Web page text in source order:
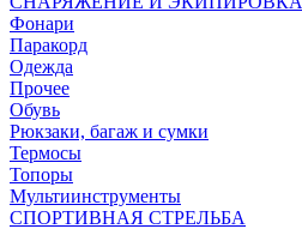
Фонари
Паракорд
Одежда
Прочее
Обувь
Рюкзаки, багаж и сумки
Термосы
Топоры
Мультиинструменты
СПОРТИВНАЯ СТРЕЛЬБА